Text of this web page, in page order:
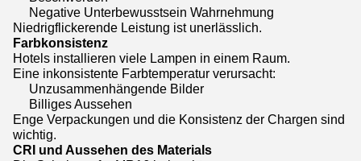
Negative Unterbewusstsein Wahrnehmung
Niedrigflickerende Leistung ist unerlässlich.
Farbkonsistenz
Hotels installieren viele Lampen in einem Raum.
Eine inkonsistente Farbtemperatur verursacht:
Unzusammenhängende Bilder
Billiges Aussehen
Enge Verpackungen und die Konsistenz der Chargen sind
wichtig.
CRI und Aussehen des Materials